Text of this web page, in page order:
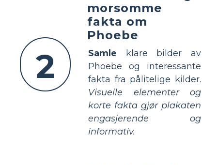
2
morsomme
fakta om
Phoebe
Samle klare bilder av
Phoebe og interessante
fakta fra pålitelige kilder.
Visuelle elementer og
korte fakta gjør plakaten
engasjerende og
informativ.